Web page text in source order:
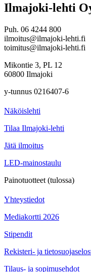
Ilmajoki-lehti
Puh. 06 4244 800
ilmoitus@ilmajoki-lehti.fi
toimitus@ilmajoki-lehti.fi
Mikontie 3, PL 12
60800 Ilmajoki
y-tunnus 0216407-6
Näköislehti
Tilaa Ilmajoki-lehti
Jätä ilmoitus
LED-mainostaulu
Painotuotteet (tulossa)
Yhteystiedot
Mediakortti 2026
Stipendit
Rekisteri- ja
Tilaus- ja sopimusehdot